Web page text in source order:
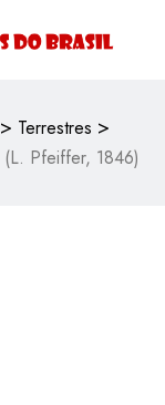
> Terrestres >
(L. Pfeiffer, 1846)